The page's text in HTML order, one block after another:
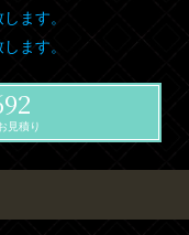
ます。
ます。
見積り